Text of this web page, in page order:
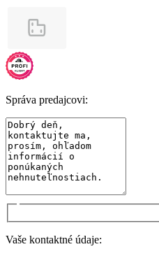
Správa predajcovi:
Vaše kontaktné údaje: